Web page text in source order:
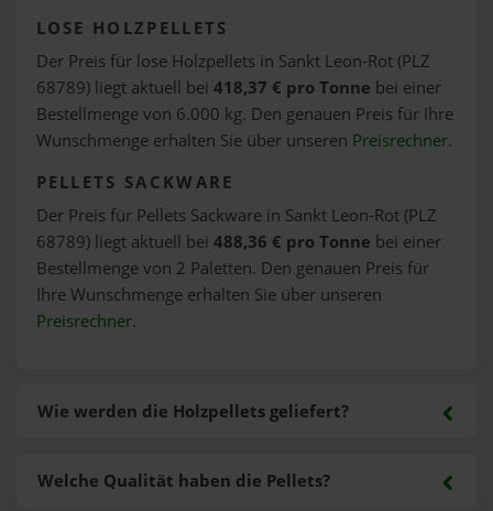
LOSE HOLZPELLETS
Der Preis für lose Holzpellets in Sankt Leon-Rot (PLZ
68789) liegt aktuell bei 418,37 € pro Tonne bei einer
Bestellmenge von 6.000 kg. Den genauen Preis für Ihre
Wunschmenge erhalten Sie über unseren Preisrechner.
PELLETS SACKWARE
Der Preis für Pellets Sackware in Sankt Leon-Rot (PLZ
68789) liegt aktuell bei 488,36 € pro Tonne bei einer
Bestellmenge von 2 Paletten. Den genauen Preis für
Ihre Wunschmenge erhalten Sie über unseren
Preisrechner.
Wie werden die Holzpellets geliefert?
Welche Qualität haben die Pellets?